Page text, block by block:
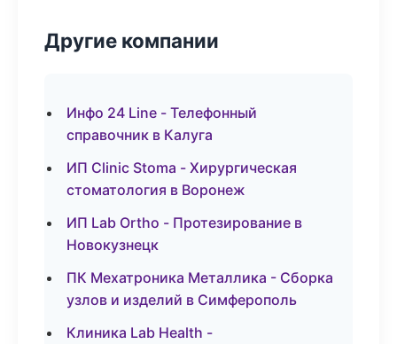
Другие компании
Инфо 24 Line - Телефонный
справочник в Калуга
ИП Clinic Stoma - Хирургическая
стоматология в Воронеж
ИП Lab Ortho - Протезирование в
Новокузнецк
ПК Мехатроника Металлика - Сборка
узлов и изделий в Симферополь
Клиника Lab Health -